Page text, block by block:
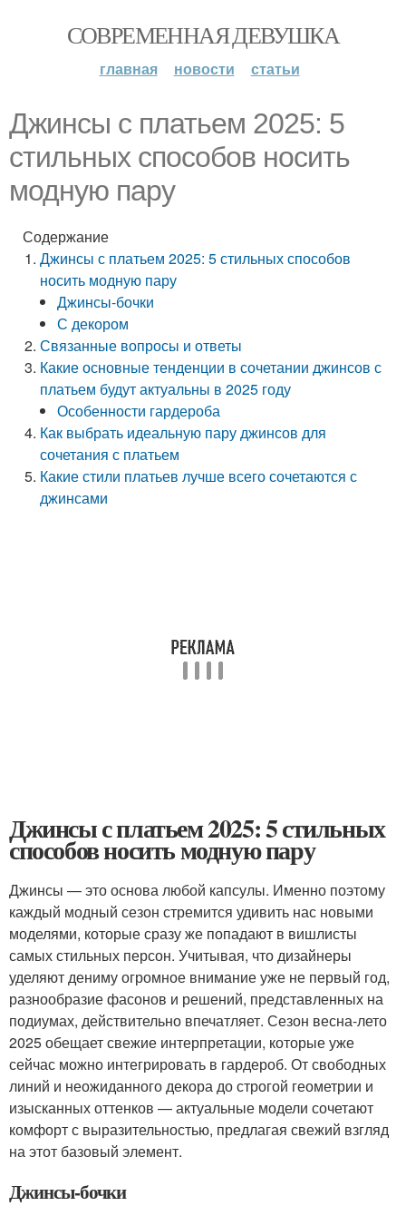
СОВРЕМЕННАЯ ДЕВУШКА
главная новости статьи
Джинсы с платьем 2025: 5
стильных способов носить
модную пару
Содержание
Джинсы с платьем 2025: 5 стильных способов
носить модную пару
Джинсы-бочки
С декором
Связанные вопросы и ответы
Какие основные тенденции в сочетании джинсов с
платьем будут актуальны в 2025 году
Особенности гардероба
Как выбрать идеальную пару джинсов для
сочетания с платьем
Какие стили платьев лучше всего сочетаются с
джинсами
Джинсы с платьем 2025: 5 стильных
способов носить модную пару
Джинсы — это основа любой капсулы. Именно поэтому
каждый модный сезон стремится удивить нас новыми
моделями, которые сразу же попадают в вишлисты
самых стильных персон. Учитывая, что дизайнеры
уделяют дениму огромное внимание уже не первый год,
разнообразие фасонов и решений, представленных на
подиумах, действительно впечатляет. Сезон весна-лето
2025 обещает свежие интерпретации, которые уже
сейчас можно интегрировать в гардероб. От свободных
линий и неожиданного декора до строгой геометрии и
изысканных оттенков — актуальные модели сочетают
комфорт с выразительностью, предлагая свежий взгляд
на этот базовый элемент.
Джинсы-бочки